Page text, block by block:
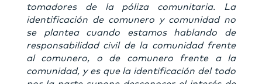
tomadores de la póliza comunitaria. La
identificación de comunero y comunidad no
se plantea cuando estamos hablando de
responsabilidad civil de la comunidad frente
al comunero, o de comunero frente a la
comunidad, y es que la identificación del todo